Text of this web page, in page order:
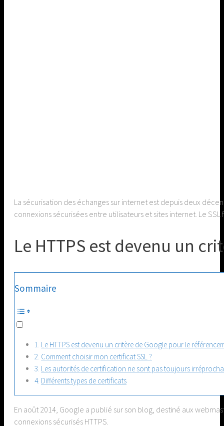
La sécurisation des échanges sur internet est depuis deux
connexions sécurisées entre utilisateurs et sites internet. Le
Le HTTPS est devenu un
Sommaire
Le HTTPS est devenu un critère de Google pour le
Comment choisir mon certificat SSL ?
Les autorités de certification ne sont pas toujours
Différents types de certificats
En août 2014, Google a publié sur son blog, destiné aux
connexions sécurisés HTTPS.